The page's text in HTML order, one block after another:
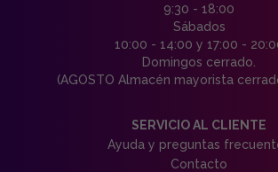
9:30 - 18:00
Sábados
10:00 - 14:00 y 17:00 -
Domingos cerrado.
(AGOSTO Almacén mayorista
SERVICIO AL CLIENTE
Ayuda y preguntas
Contacto